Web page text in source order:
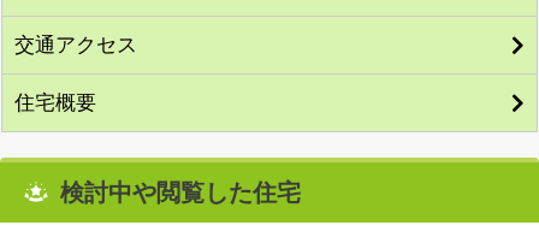
交通アクセス
住宅概要
検討中や閲覧した住宅